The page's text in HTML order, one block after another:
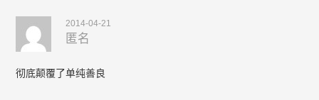
2014-04-21
匿名
彻底颠覆了单纯善良